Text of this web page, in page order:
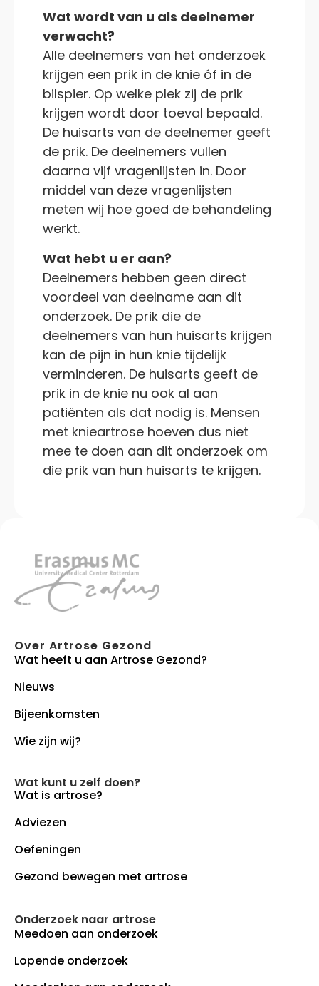
Wat wordt van u als deelnemer
verwacht?
Alle deelnemers van het onderzoek
krijgen een prik in de knie óf in de
bilspier. Op welke plek zij de prik
krijgen wordt door toeval bepaald.
De huisarts van de deelnemer geeft
de prik. De deelnemers vullen
daarna vijf vragenlijsten in. Door
middel van deze vragenlijsten
meten wij hoe goed de behandeling
werkt.
Wat hebt u er aan?
Deelnemers hebben geen direct
voordeel van deelname aan dit
onderzoek. De prik die de
deelnemers van hun huisarts krijgen
kan de pijn in hun knie tijdelijk
verminderen. De huisarts geeft de
prik in de knie nu ook al aan
patiënten als dat nodig is. Mensen
met knieartrose hoeven dus niet
mee te doen aan dit onderzoek om
die prik van hun huisarts te krijgen.
Over Artrose Gezond
Wat heeft u aan Artrose Gezond?
Nieuws
Bijeenkomsten
Wie zijn wij?
Wat kunt u zelf doen?
Wat is artrose?
Adviezen
Oefeningen
Gezond bewegen met artrose
Onderzoek naar artrose
Meedoen aan onderzoek
Lopende onderzoek